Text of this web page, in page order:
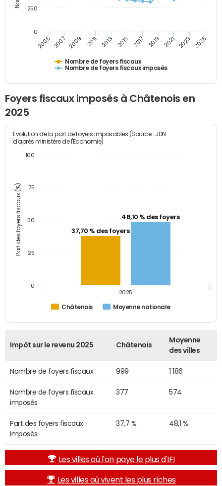
Nombre de foyers fiscaux
Nombre de foyers fiscaux imposés
2005 2007 2009 2011 2013 2015 2017 2019 2021 2023 2025
0
250
Foyers fiscaux imposés à Châtenois en
2025
Part des foyers fiscaux (%)
Evolution de la part de foyers imposables (Source : JDN
d'après ministère de l'Economie)
37,70 % des foyers
48,10 % des foyers
Châtenois Moyenne nationale
2025
0
25
50
75
100
Impôt sur le revenu 2025 Châtenois
Moyenne
des villes
Nombre de foyers fiscaux 999 1 186
Nombre de foyers fiscaux
imposés
377 574
Part des foyers fiscaux
imposés
37,7 % 48,1 %
Les villes où l'on paye le plus d'IFI
Les villes où vivent les plus riches